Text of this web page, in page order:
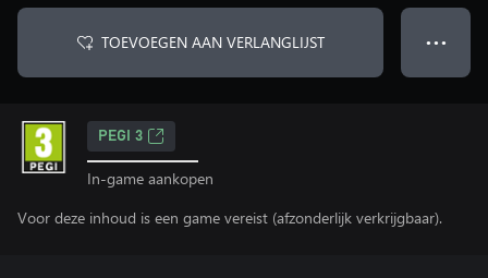
TOEVOEGEN AAN VERLANGLIJST ● ● ●
PEGI 3
In-game aankopen
Voor deze inhoud is een game vereist (afzonderlijk verkrijgbaar).